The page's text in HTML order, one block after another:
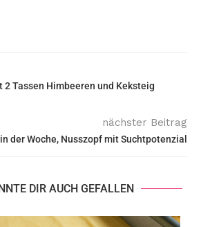
2 Tassen Himbeeren und Keksteig
nächster Beitrag
der Woche, Nusszopf mit Suchtpotenzial
DIR AUCH GEFALLEN